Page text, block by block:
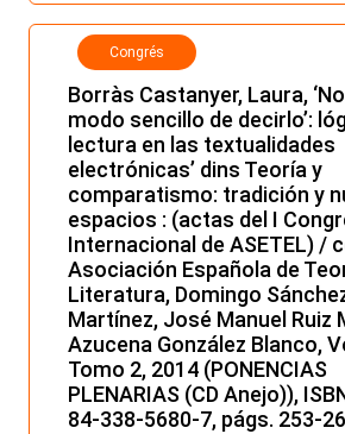
Congrés
Borràs Castanyer, Laura,
modo sencillo de decirlo’:
lectura en las textualidades
electrónicas’ dins Teoría y
comparatismo: tradición y
espacios : (actas del I
Internacional de ASETEL) /
Asociación Española de
Literatura, Domingo
Martínez, José Manuel Ruiz
Azucena González Blanco,
Tomo 2, 2014 (PONENCIAS
PLENARIAS (CD Anejo)),
84-338-5680-7, págs. 253-